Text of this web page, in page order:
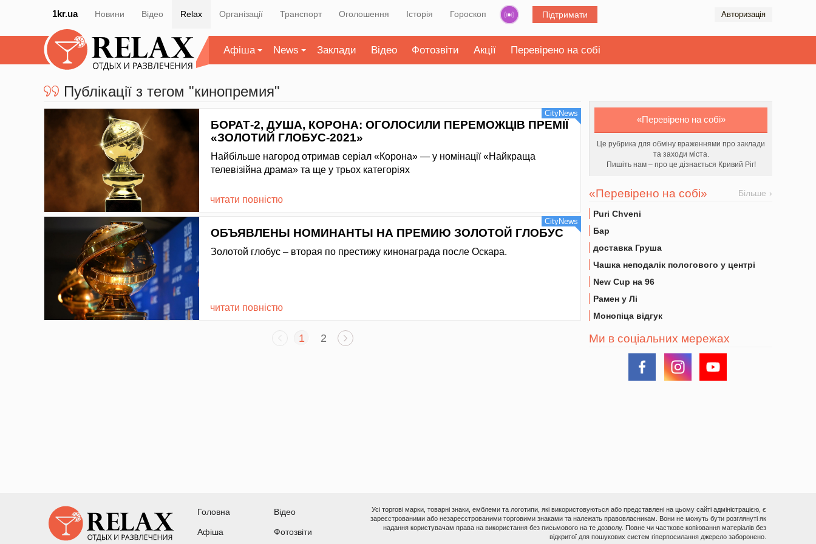
1kr.ua Новини Відео Relax Організації Транспорт Оголошення Історія Гороскоп Підтримати Авторизація
Афіша News Заклади Відео Фотозвіти Акції Перевірено на собі
Публікації з тегом "кинопремия"
БОРАТ-2, ДУША, КОРОНА: ОГОЛОСИЛИ ПЕРЕМОЖЦІВ ПРЕМІЇ
«ЗОЛОТИЙ ГЛОБУС-2021»
Найбільше нагород отримав серіал «Корона» — у номінації «Найкраща
телевізійна драма» та ще у трьох категоріях
читати повністю
CityNews
ОБЪЯВЛЕНЫ НОМИНАНТЫ НА ПРЕМИЮ ЗОЛОТОЙ ГЛОБУС
Золотой глобус – вторая по престижу кинонаграда после Оскара.
читати повністю
CityNews
1 2
«Перевірено на собі»
Це рубрика для обміну враженнями про заклади
та заходи міста.
Пишіть нам – про це дізнається Кривий Ріг!
«Перевірено на собі» Більше
Puri Chveni
Бар
доставка Груша
Чашка неподалік пологового у центрі
New Cup на 96
Рамен у Лі
Монопіца відгук
Ми в соціальних мережах
Головна
Афіша
Відео
Фотозвіти
Усі торгові марки, товарні знаки, емблеми та логотипи, які використовуються або представлені на цьому сайті адміністрацією, є
зареєстрованими або незареєстрованими торговими знаками та належать правовласникам. Вони не можуть бути розглянуті як
надання користувачам права на використання без письмового на те дозволу. Повне чи часткове копіювання матеріалів без
відкритої для пошукових систем гіперпосилання джерело заборонено.